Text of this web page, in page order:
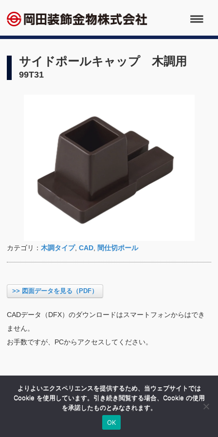
サイドポールキャップ 木調用
99T31
カテゴリ： 木調タイプ, CAD 間仕切ポール
>> 図面データを見る（PDF）
CADデータ（DFX）のダウンロードはスマートフォンからはでき
ません。
お手数ですが、PCからアクセスしてください。
よりよいエクスペリエンスを提供するため、当ウェブサイトでは
Cookie を使用しています。引き続き閲覧する場合、Cookie の使用
を承諾したものとみなされます。
OK